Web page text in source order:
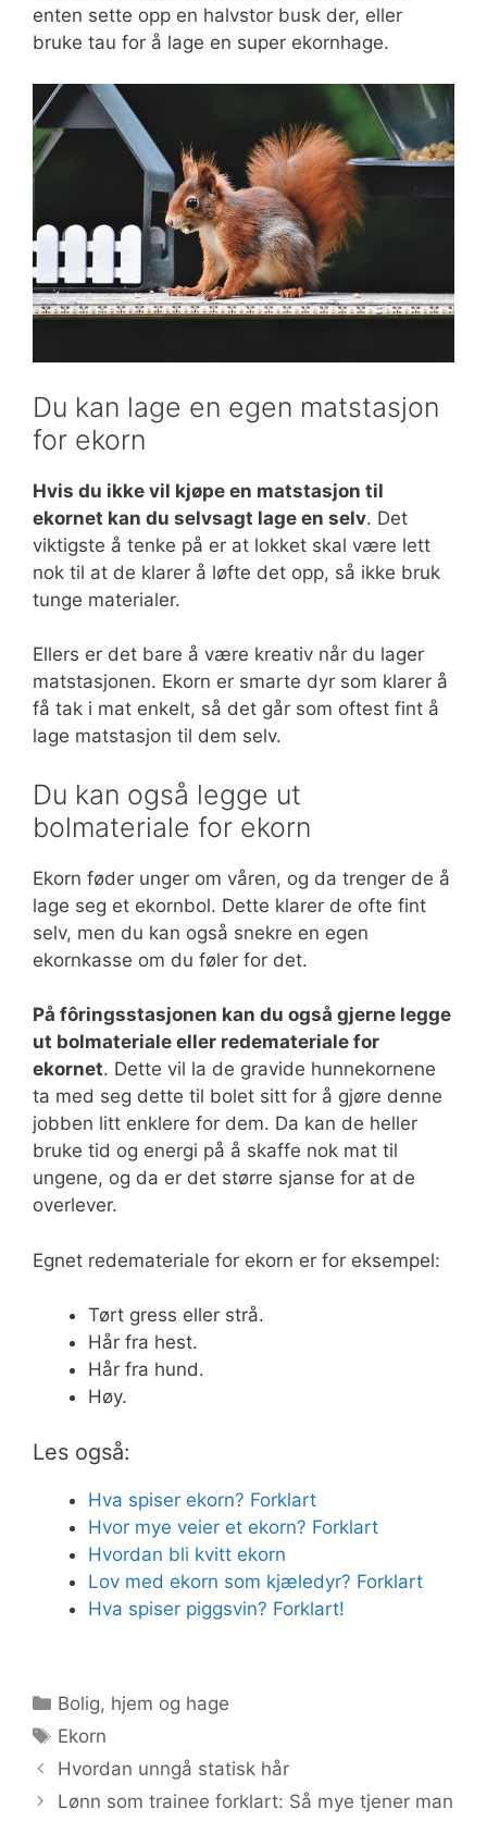
enten sette opp en halvstor busk der, eller
bruke tau for å lage en super ekornhage.
Du kan lage en egen matstasjon
for ekorn
Hvis du ikke vil kjøpe en matstasjon til
ekornet kan du selvsagt lage en selv. Det
viktigste å tenke på er at lokket skal være lett
nok til at de klarer å løfte det opp, så ikke bruk
tunge materialer.
Ellers er det bare å være kreativ når du lager
matstasjonen. Ekorn er smarte dyr som klarer å
få tak i mat enkelt, så det går som oftest fint å
lage matstasjon til dem selv.
Du kan også legge ut
bolmateriale for ekorn
Ekorn føder unger om våren, og da trenger de å
lage seg et ekornbol. Dette klarer de ofte fint
selv, men du kan også snekre en egen
ekornkasse om du føler for det.
På fôringsstasjonen kan du også gjerne legge
ut bolmateriale eller redemateriale for
ekornet. Dette vil la de gravide hunnekornene
ta med seg dette til bolet sitt for å gjøre denne
jobben litt enklere for dem. Da kan de heller
bruke tid og energi på å skaffe nok mat til
ungene, og da er det større sjanse for at de
overlever.
Egnet redemateriale for ekorn er for eksempel:
Tørt gress eller strå.
Hår fra hest.
Hår fra hund.
Høy.
Les også:
Hva spiser ekorn? Forklart
Hvor mye veier et ekorn? Forklart
Hvordan bli kvitt ekorn
Lov med ekorn som kjæledyr? Forklart
Hva spiser piggsvin? Forklart!
Kategorier
Bolig, hjem og hage
Stikkord
Ekorn
Hvordan unngå statisk hår
Lønn som trainee forklart: Så mye tjener man